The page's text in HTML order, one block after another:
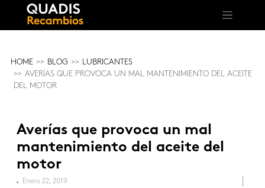
HOME BLOG
LUBRICANTES
AVERÍAS QUE PROVOCA UN MAL MANTENIMIENTO DEL ACEITE
DEL MOTOR
Averías que provoca un mal
mantenimiento del aceite del
motor
Enero 22, 2019